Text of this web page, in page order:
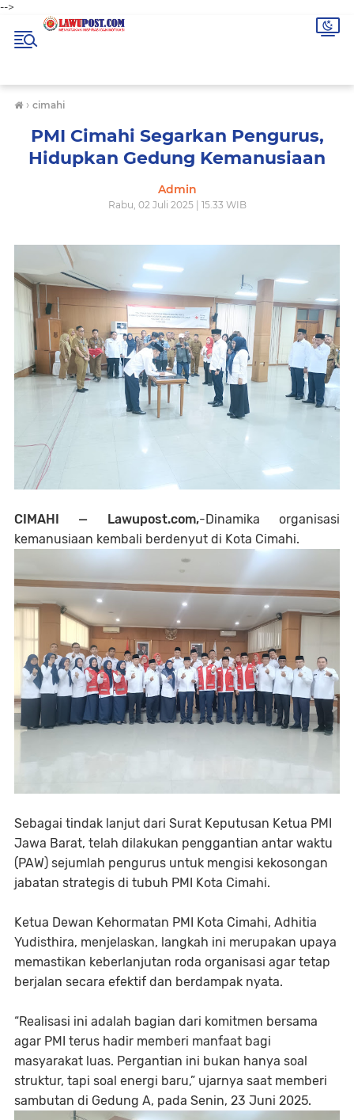
-->
› cimahi
PMI Cimahi Segarkan Pengurus,
Hidupkan Gedung Kemanusiaan
Admin
Rabu, 02 Juli 2025 | 15.33 WIB
CIMAHI — Lawupost.com,-Dinamika organisasi
kemanusiaan kembali berdenyut di Kota Cimahi.
Sebagai tindak lanjut dari Surat Keputusan Ketua PMI
Jawa Barat, telah dilakukan penggantian antar waktu
(PAW) sejumlah pengurus untuk mengisi kekosongan
jabatan strategis di tubuh PMI Kota Cimahi.
Ketua Dewan Kehormatan PMI Kota Cimahi, Adhitia
Yudisthira, menjelaskan, langkah ini merupakan upaya
memastikan keberlanjutan roda organisasi agar tetap
berjalan secara efektif dan berdampak nyata.
“Realisasi ini adalah bagian dari komitmen bersama
agar PMI terus hadir memberi manfaat bagi
masyarakat luas. Pergantian ini bukan hanya soal
struktur, tapi soal energi baru,” ujarnya saat memberi
sambutan di Gedung A, pada Senin, 23 Juni 2025.